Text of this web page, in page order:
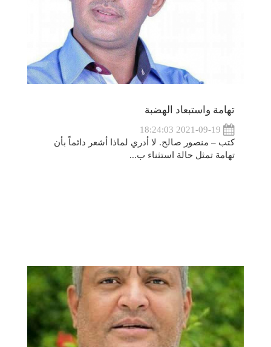
تهامة واستبعاد الهضبة
كتب – منصور صالح. لا أدري لماذا أشعر دائماً بأن
تهامة تمثل حالة استثناء ب...